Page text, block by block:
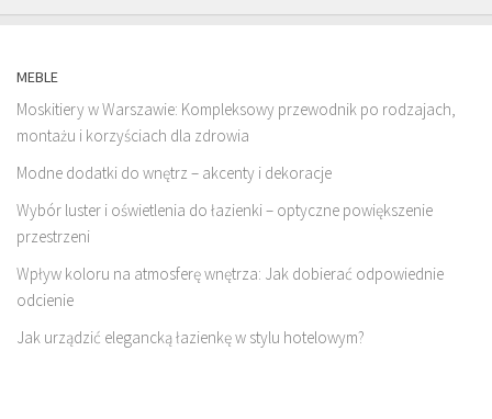
MEBLE
Moskitiery w Warszawie: Kompleksowy przewodnik po rodzajach,
montażu i korzyściach dla zdrowia
Modne dodatki do wnętrz – akcenty i dekoracje
Wybór luster i oświetlenia do łazienki – optyczne powiększenie
przestrzeni
Wpływ koloru na atmosferę wnętrza: Jak dobierać odpowiednie
odcienie
Jak urządzić elegancką łazienkę w stylu hotelowym?